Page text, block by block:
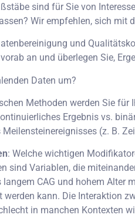
sind für Sie von
Wir empfehlen, sich mit
und
an und überlegen Sie,
Daten um?
Methoden werden Sie für
Ergebnis vs.
(z. B.
: Welche wichtigen
sind Variablen, die
CAG und hohem Alter
kann. Die Interaktion
in manchen Kontexten